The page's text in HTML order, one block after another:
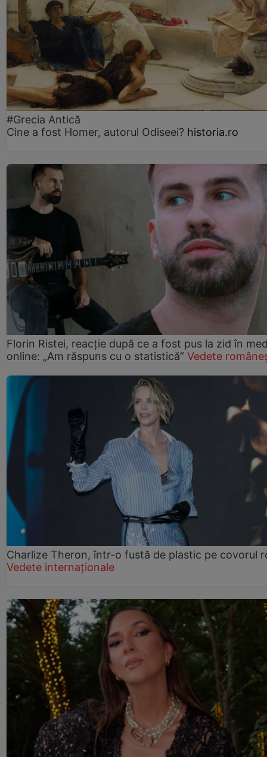
#Grecia Antică
Cine a fost Homer, autorul Odiseei? historia.ro
Florin Ristei, reacție după ce a fost pus la zid în
online: „Am răspuns cu o statistică” Vedete
Charlize Theron, într-o fustă de plastic pe covorul
Vedete internaționale